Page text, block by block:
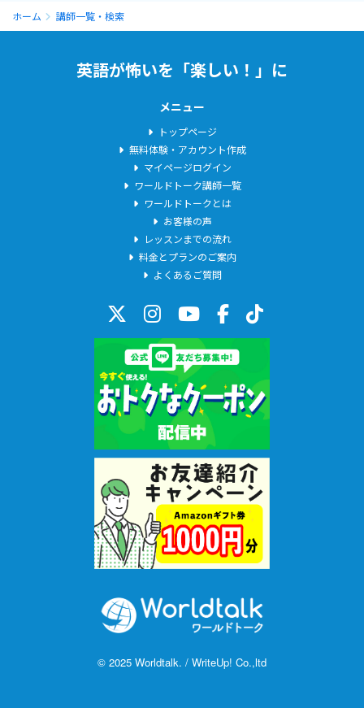
レッスン中、英文法や学習アドバイスは日本語に切り替えて行う
【リスニング力向上の大切さについて】
英語を使って何かを学ぶ、留学する、仕事をする、諸外国のひと
と流暢に話せる満足感、純粋な外国の文化への興味、円滑なコミ
ュニケーション力をつける、自分自身の自信を高める、リスニン
グを強化する等、十人十色です。
英文法や発音は二の次、という方もいらっしゃいます。
しかし、中学３年間の基礎的な英文法や語彙力は無視できませ
それは私自身が２０歳の時、留学して痛感しました。また実際に
海外に行くと実感することは、英語を話す事より、英語を正確に
聞き取れるようになる事の方が数倍大事だと言うことです。言葉
のキャッチボールは、先ず相手の言うことをきちんと受け取り
（＝正確に理解し）、きちんとその球（言葉）を投げ返す事で成
り立つからです。
留学して半年から一年ほどもがき苦しんだ後、ふと気付くと不思
議な事に、寮の部屋で毎朝付けていたラジオの内容がスーッと耳
に入ってきて、「あっ、今日の午後は雨が降るんだ」と理解できた
り、英語で夢を見るようになりました。また一番嬉しかったこと
は、レストランやお店で英語が分からずさんざん理不尽な扱いを
受けていた私ですが、「私が先に並んでいます！」「お釣りが間
に、聞く力が向上すると、発話力は自然と伸びてくることを実体
ホーム 講師一覧・検索
英語が怖いを「楽しい！」に
メニュー
トップページ
無料体験・アカウント作成
マイページログイン
ワールドトーク講師一覧
ワールドトークとは
お客様の声
レッスンまでの流れ
料金とプランのご案内
よくあるご質問
© 2025 Worldtalk. / WriteUp! Co.,ltd